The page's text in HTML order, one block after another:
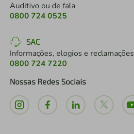
Auditivo ou de fala
0800 724 0525
SAC
Informações, elogios e reclamações
0800 724 7220
Nossas Redes Sociais